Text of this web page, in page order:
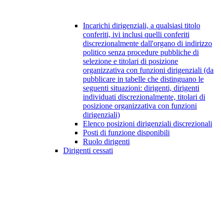
Incarichi dirigenziali, a qualsiasi titolo
conferiti, ivi inclusi quelli conferiti
discrezionalmente dall'organo di indirizzo
politico senza procedure pubbliche di
selezione e titolari di posizione
organizzativa con funzioni dirigenziali (da
pubblicare in tabelle che distinguano le
seguenti situazioni: dirigenti, dirigenti
individuati discrezionalmente, titolari di
posizione organizzativa con funzioni
dirigenziali)
Elenco posizioni dirigenziali discrezionali
Posti di funzione disponibili
Ruolo dirigenti
Dirigenti cessati